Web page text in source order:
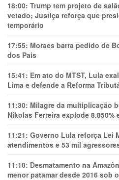
18:00: Trump tem projeto de
vetado; Justiça reforça que
temporário
17:55: Moraes barra pedido de
dos Pais
15:41: Em ato do MTST, Lula
Lima e defende a Reforma
11:30: Milagre da multiplicação
Nikolas Ferreira explode 8.850%
11:21: Governo Lula reforça Lei
atendimentos e 53 mil
11:10: Desmatamento na
menor patamar desde 2016 sob